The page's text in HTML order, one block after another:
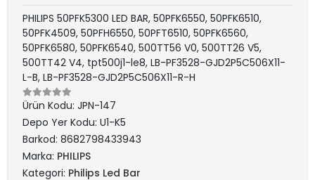
PHILIPS 50PFK5300 LED BAR, 50PFK6550, 50PFK6510,
50PFK4509, 50PFH6550, 50PFT6510, 50PFK6560,
50PFK6580, 50PFK6540, 500TT56 V0, 500TT26 V5,
500TT42 V4, tpt500j1-le8, LB-PF3528-GJD2P5C506X11-
L-B, LB-PF3528-GJD2P5C506X11-R-H
Ürün Kodu: JPN-147
Depo Yer Kodu: U1-K5
Barkod: 8682798433943
Marka: PHILIPS
Kategori: Philips Led Bar